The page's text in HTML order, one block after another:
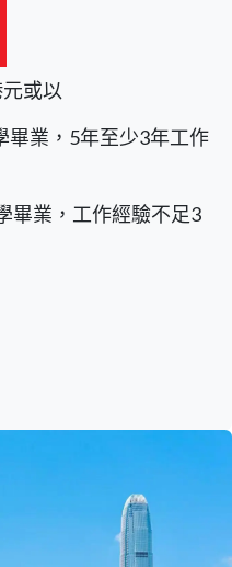
或以
畢業，5年至少3年工作
畢業，工作經驗不足3